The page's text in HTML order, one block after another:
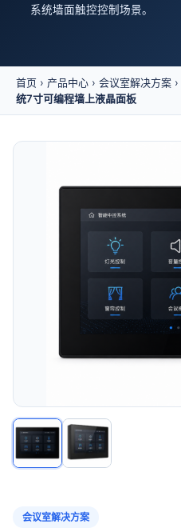
系统墙面触控控制场景。
首页 › 产品中心 › 会议室解决方案 ›
统7寸可编程墙上液晶面板
会议室解决方案